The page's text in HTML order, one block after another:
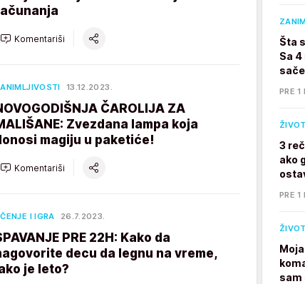
Komentariši
13.12.2023.
ČAROLIJA ZA
Zvezdana lampa koja
magiju u paketiće!
Komentariši
I IGRA 26.7.2023.
PRE 22H: Kako da
decu da legnu na vreme,
je leto?
Šta
Sa
PRE 1
3
ako
PRE 1
sam